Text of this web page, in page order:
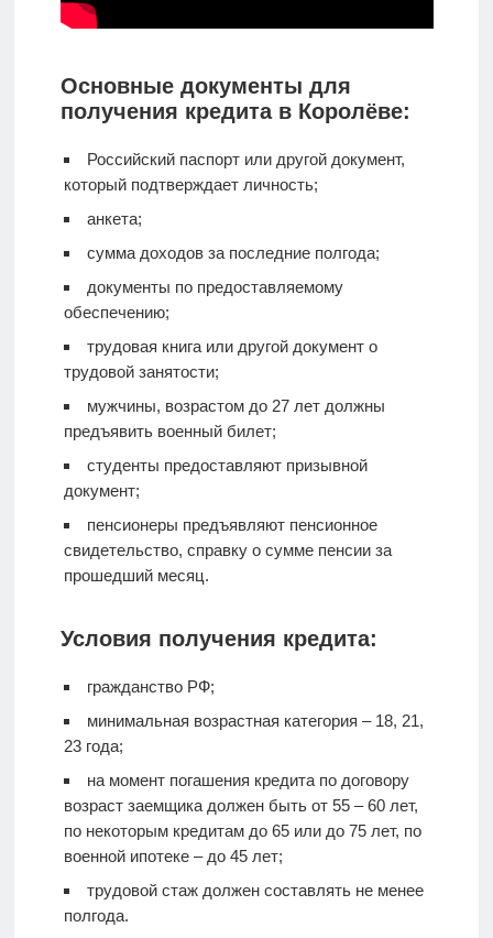
Основные документы для
получения кредита в Королёве:
Российский паспорт или другой документ,
который подтверждает личность;
анкета;
сумма доходов за последние полгода;
документы по предоставляемому
обеспечению;
трудовая книга или другой документ о
трудовой занятости;
мужчины, возрастом до 27 лет должны
предъявить военный билет;
студенты предоставляют призывной
документ;
пенсионеры предъявляют пенсионное
свидетельство, справку о сумме пенсии за
прошедший месяц.
Условия получения кредита:
гражданство РФ;
минимальная возрастная категория – 18, 21,
23 года;
на момент погашения кредита по договору
возраст заемщика должен быть от 55 – 60 лет,
по некоторым кредитам до 65 или до 75 лет, по
военной ипотеке – до 45 лет;
трудовой стаж должен составлять не менее
полгода.